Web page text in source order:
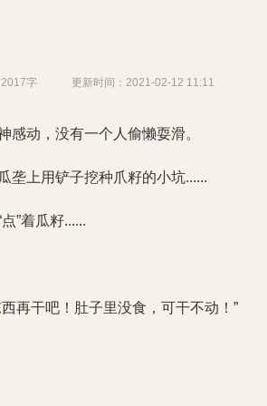
2017字 更新时间： 2021-02-12 11:11
感动，没有一个人偷懒耍滑。
垄上用铲子挖种爪籽的小坑......
”着瓜籽......
再干吧！肚子里没食，可干不动！”